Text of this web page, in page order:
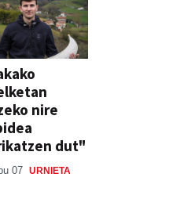
nire
dut"
07 URNIETA